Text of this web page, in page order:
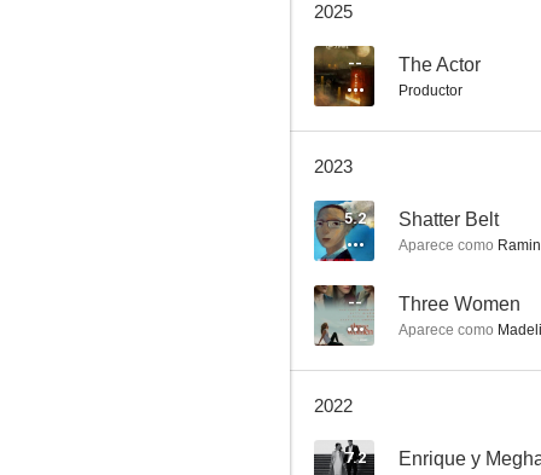
Mad Men
8.0
2025
-- The Actor
Productor
2023
5.2 Shatter Belt
Aparece como
-- Three Women
Aparece como
2022
7.2 Enrique y